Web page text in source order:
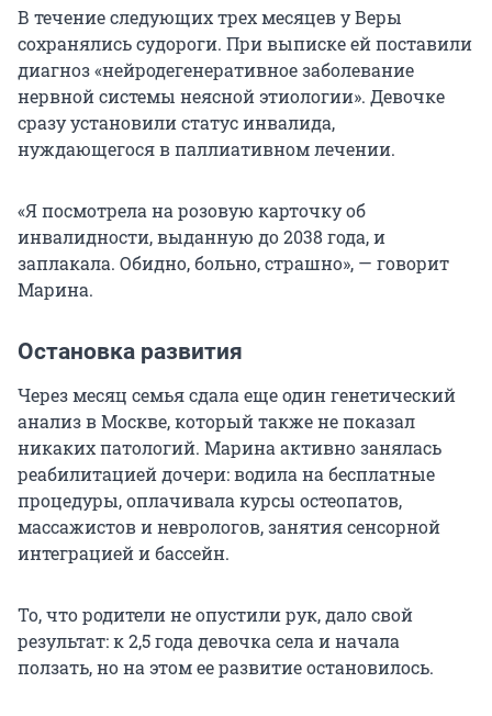
В течение следующих трех месяцев у Веры
сохранялись судороги. При выписке ей поставили
диагноз «нейродегенеративное заболевание
нервной системы неясной этиологии». Девочке
сразу установили статус инвалида,
нуждающегося в паллиативном лечении.
«Я посмотрела на розовую карточку об
инвалидности, выданную до 2038 года, и
заплакала. Обидно, больно, страшно», — говорит
Марина.
Остановка развития
Через месяц семья сдала еще один генетический
анализ в Москве, который также не показал
никаких патологий. Марина активно занялась
реабилитацией дочери: водила на бесплатные
процедуры, оплачивала курсы остеопатов,
массажистов и неврологов, занятия сенсорной
интеграцией и бассейн.
То, что родители не опустили рук, дало свой
результат: к 2,5 года девочка села и начала
ползать, но на этом ее развитие остановилось.